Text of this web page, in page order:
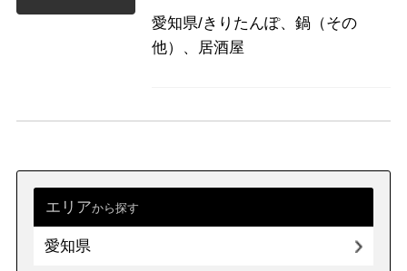
エリアから探す
愛知県
九州・沖縄 福岡県
大分県 宮崎県
愛知県/きりたんぽ、鍋（その
他）、居酒屋